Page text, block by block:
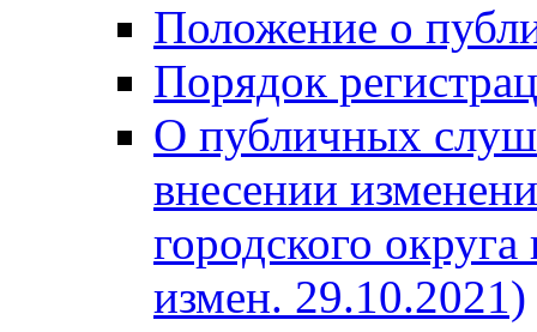
Положение о
Порядок
О публичных
внесении
городского
измен. 29.10.2021)